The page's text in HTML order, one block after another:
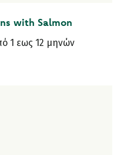
with Salmon
1 εως 12 μηνών